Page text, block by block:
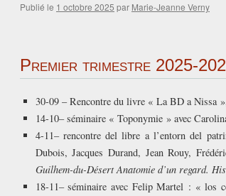
Publié le 1 octobre 2025 par Marie-Jeanne Verny
Premier trimestre 2025-
30-09 – Rencontre du livre « La BD a Nissa
14-10– séminaire « Toponymie » avec
4-11– rencontre del libre a l’entorn del
Dubois, Jacques Durand, Jean Rouy,
Guilhem-du-Désert Anatomie d’un regard.
18-11– séminaire avec Felip Martel : « los